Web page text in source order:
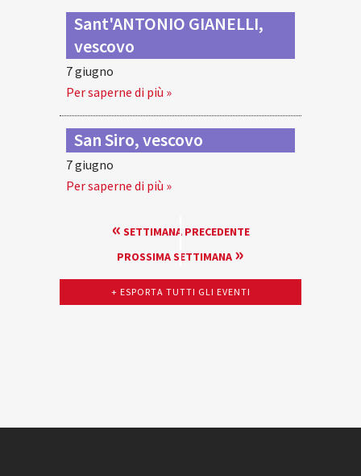
Sant'ANTONIO GIANELLI,
vescovo
7 giugno
Per saperne di più »
San Siro, vescovo
7 giugno
Per saperne di più »
NAVIGAZIONE
« SETTIMANA PRECEDENTE
PROSSIMA SETTIMANA »
+ ESPORTA TUTTI GLI EVENTI